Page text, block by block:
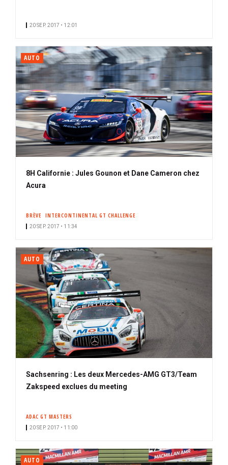
20 SEP. 2017 • 12:01
AUTO
8H Californie : Jules Gounon et Dane Cameron chez
Acura
BRÈVE INTERCONTINENTAL GT CHALLENGE
20 SEP. 2017 • 11:34
AUTO
Sachsenring : Les deux Mercedes-AMG GT3/Team
Zakspeed exclues du meeting
ADAC GT MASTERS
20 SEP. 2017 • 11:00
AUTO